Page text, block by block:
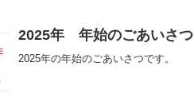
2025年 年始のごあいさつ
2025年の年始のごあいさつです。